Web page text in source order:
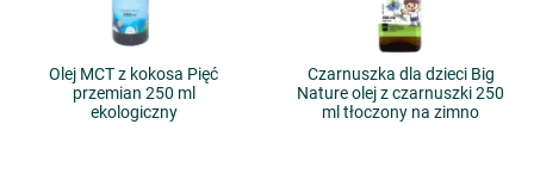
Olej MCT z kokosa Pięć
przemian 250 ml
ekologiczny
Czarnuszka dla dzieci Big
Nature olej z czarnuszki 250
ml tłoczony na zimno